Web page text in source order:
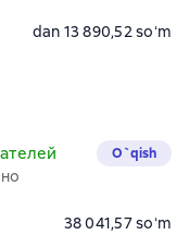
dan 13 890,52 soʻm
O`qish
38 041,57 soʻm